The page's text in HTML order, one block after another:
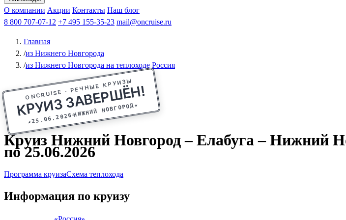
Афанасий Никитин Октябрьская революция
О компании Акции Контакты Наш блог
8 800 707-07-12 +7 495 155-35-23 mail@oncruise.ru
Главная
/из Нижнего Новгорода
/из Нижнего Новгорода на теплоходе Россия
ONCRUISE · РЕЧНЫЕ КРУИЗЫ
КРУИЗ ЗАВЕРШЁН!
★25.06.2026
НИЖНИЙ НОВГОРОД★
Круиз Нижний Новгород – Елабуга – Нижний
по 25.06.2026
Программа круизаСхема теплохода
Информация по круизу